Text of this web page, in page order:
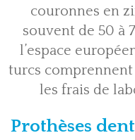
couronnes en
souvent de 50 à
l’espace
turcs
les frais de
Prothèses